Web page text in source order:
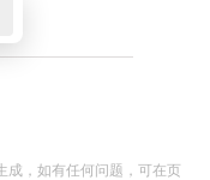
成，如有任何问题，可在页